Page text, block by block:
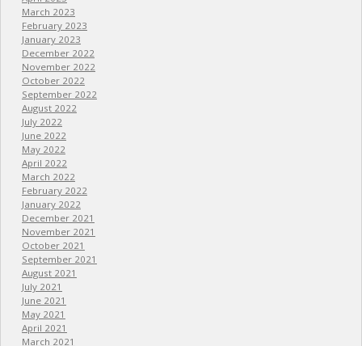
March 2023
February 2023
January 2023
December 2022
November 2022
October 2022
September 2022
August 2022
July 2022
June 2022
May 2022
April 2022
March 2022
February 2022
January 2022
December 2021
November 2021
October 2021
September 2021
August 2021
July 2021
June 2021
May 2021
April 2021
March 2021